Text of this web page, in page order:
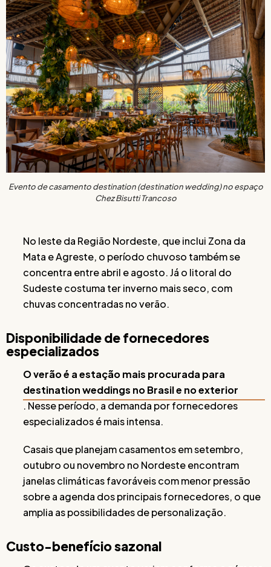
Evento de casamento destination (destination wedding) no espaço
Chez Bisutti Trancoso
No leste da Região Nordeste, que inclui Zona da
Mata e Agreste, o período chuvoso também se
concentra entre abril e agosto. Já o litoral do
Sudeste costuma ter inverno mais seco, com
chuvas concentradas no verão.
Disponibilidade de fornecedores
especializados
O verão é a estação mais procurada para
destination weddings no Brasil e no exterior
. Nesse período, a demanda por fornecedores
especializados é mais intensa.
Casais que planejam casamentos em setembro,
outubro ou novembro no Nordeste encontram
janelas climáticas favoráveis com menor pressão
sobre a agenda dos principais fornecedores, o que
amplia as possibilidades de personalização.
Custo-benefício sazonal